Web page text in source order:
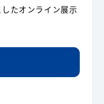
たオンライン展示